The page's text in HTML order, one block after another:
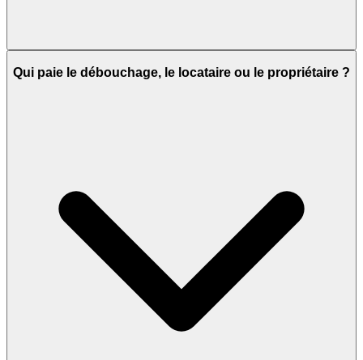
Qui paie le débouchage, le locataire ou le propriétaire ?